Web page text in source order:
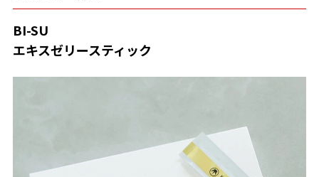
BI-SU
エキスゼリースティック